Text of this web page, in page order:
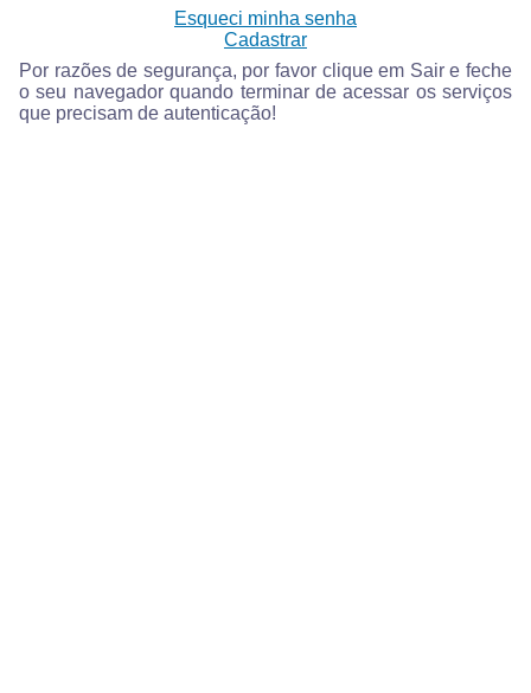
Esqueci minha senha
Cadastrar
Por razões de segurança, por favor clique em Sair e feche
o seu navegador quando terminar de acessar os serviços
que precisam de autenticação!